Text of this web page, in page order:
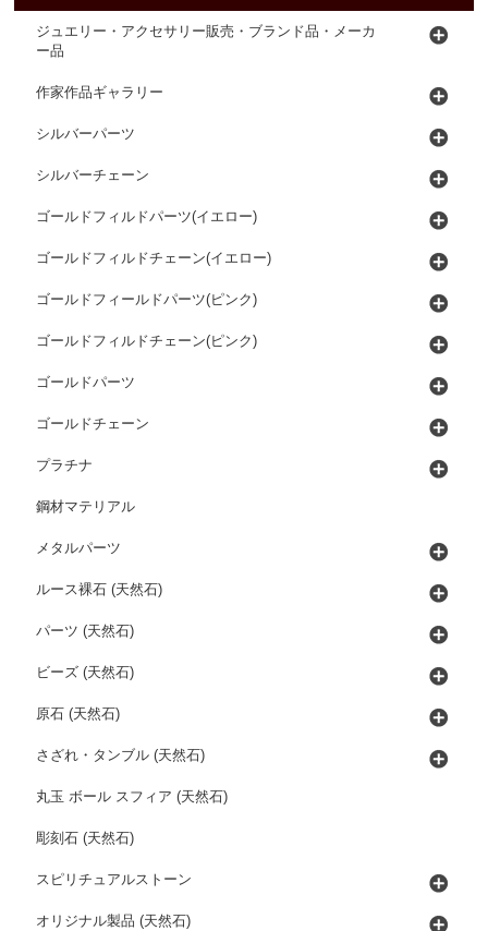
ジュエリー・アクセサリー販売・ブランド品・メーカ
ー品
作家作品ギャラリー
シルバーパーツ
シルバーチェーン
ゴールドフィルドパーツ(イエロー)
ゴールドフィルドチェーン(イエロー)
ゴールドフィールドパーツ(ピンク)
ゴールドフィルドチェーン(ピンク)
ゴールドパーツ
ゴールドチェーン
プラチナ
鋼材マテリアル
メタルパーツ
ルース裸石 (天然石)
パーツ (天然石)
ビーズ (天然石)
原石 (天然石)
さざれ・タンブル (天然石)
丸玉 ボール スフィア (天然石)
彫刻石 (天然石)
スピリチュアルストーン
オリジナル製品 (天然石)